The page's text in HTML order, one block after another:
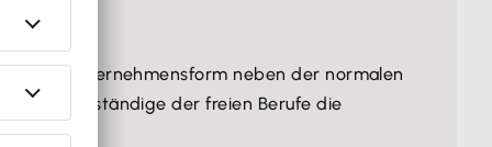
diese Unternehmensform neben der normalen
für Selbstständige der freien Berufe die